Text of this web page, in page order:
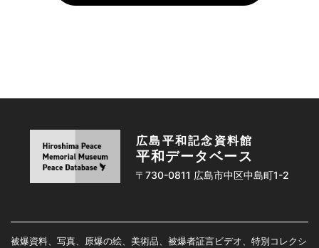
広島平和記念資料館
平和データベース
〒730-0811 広島市中区中島町1-2
被爆資料、写真、原爆の絵、美術品、被爆者証言ビデオ、特別コレクシ